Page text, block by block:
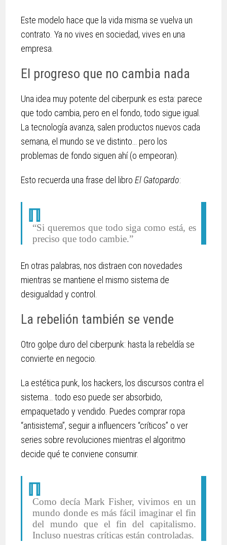
Este modelo hace que la vida misma se vuelva un
contrato. Ya no vives en sociedad, vives en una
empresa.
El progreso que no cambia nada
Una idea muy potente del ciberpunk es esta: parece
que todo cambia, pero en el fondo, todo sigue igual.
La tecnología avanza, salen productos nuevos cada
semana, el mundo se ve distinto… pero los
problemas de fondo siguen ahí (o empeoran).
Esto recuerda una frase del libroEl Gatopardo:
“Si queremos que todo siga como está, es
preciso que todo cambie.”
En otras palabras, nos distraen con novedades
mientras se mantiene el mismo sistema de
desigualdad y control.
La rebelión también se vende
Otro golpe duro del ciberpunk: hasta la rebeldía se
convierte en negocio.
La estética punk, los hackers, los discursos contra el
sistema… todo eso puede ser absorbido,
empaquetado y vendido. Puedes comprar ropa
“antisistema”, seguir a influencers “críticos” o ver
series sobre revoluciones mientras el algoritmo
decide qué te conviene consumir.
Como decía Mark Fisher, vivimos en un
mundo donde es más fácil imaginar el fin
del mundo que el fin del capitalismo.
Incluso nuestras críticas están controladas.